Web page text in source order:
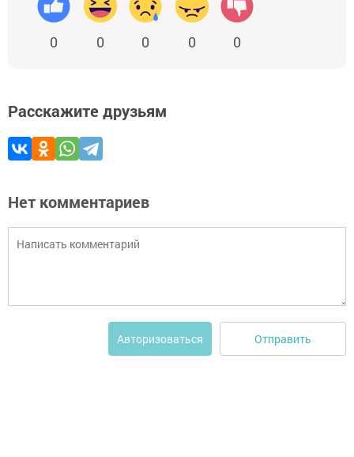
0 0 0 0 0
Расскажите друзьям
Нет комментариев
Авторизоваться Отправить